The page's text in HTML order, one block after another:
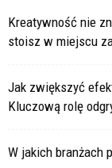
Kreatywność nie
stoisz w miejscu
Jak zwiększyć
Kluczową rolę
W jakich branżach